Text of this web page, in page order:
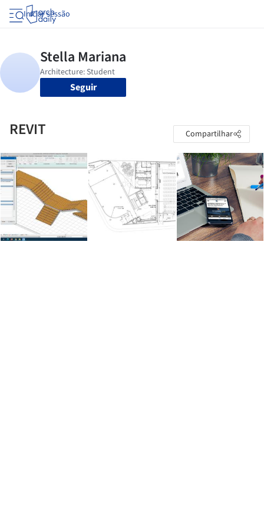
Iniciar sessão
Seguir
REVIT Compartilhar